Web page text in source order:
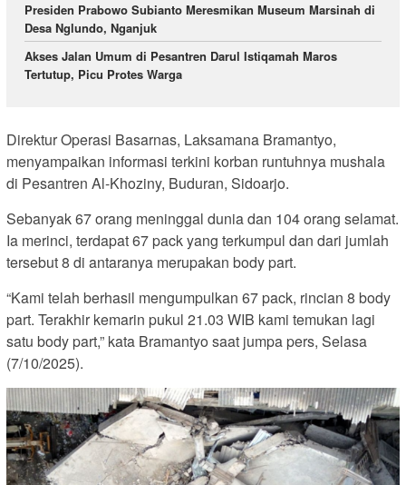
Presiden Prabowo Subianto Meresmikan Museum Marsinah di
Desa Nglundo, Nganjuk
Akses Jalan Umum di Pesantren Darul Istiqamah Maros
Tertutup, Picu Protes Warga
Direktur Operasi Basarnas, Laksamana Bramantyo,
menyampaikan informasi terkini korban runtuhnya mushala
di Pesantren Al-Khoziny, Buduran, Sidoarjo.
Sebanyak 67 orang meninggal dunia dan 104 orang selamat.
Ia merinci, terdapat 67 pack yang terkumpul dan dari jumlah
tersebut 8 di antaranya merupakan body part.
“Kami telah berhasil mengumpulkan 67 pack, rincian 8 body
part. Terakhir kemarin pukul 21.03 WIB kami temukan lagi
satu body part,” kata Bramantyo saat jumpa pers, Selasa
(7/10/2025).